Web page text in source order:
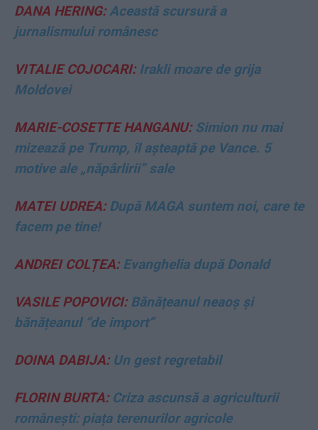
DANA HERING:Această scursură a
jurnalismului românesc
VITALIE COJOCARI:Irakli moare de grija
Moldovei
MARIE-COSETTE HANGANU:Simion nu mai
mizează pe Trump, îl așteaptă pe Vance. 5
motive ale „năpârlirii” sale
MATEI UDREA:După MAGA suntem noi, care te
facem pe tine!
ANDREI COLȚEA:Evanghelia după Donald
VASILE POPOVICI:Bănățeanul neaoș și
bănățeanul ”de import”
DOINA DABIJA:Un gest regretabil
FLORIN BURTA:Criza ascunsă a agriculturii
românești: piața terenurilor agricole